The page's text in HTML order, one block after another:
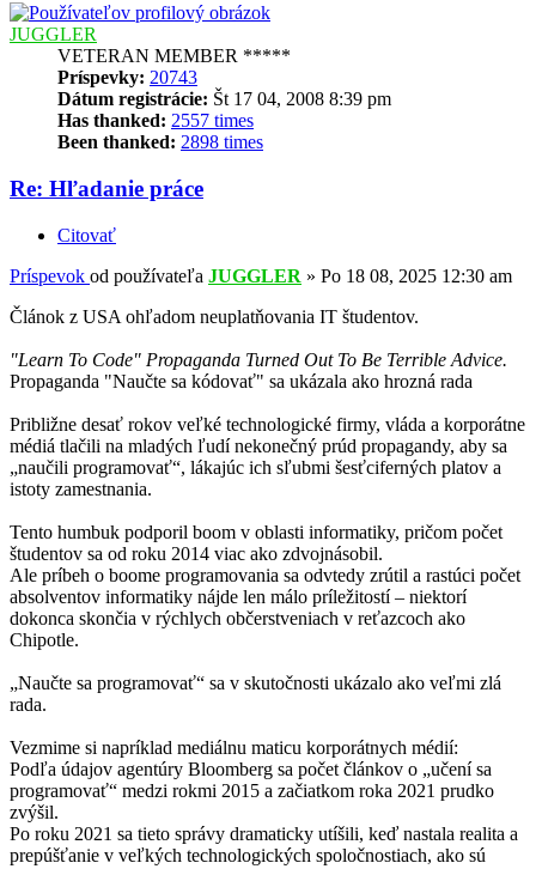
JUGGLER
VETERAN MEMBER *****
Príspevky: 20743
Dátum registrácie: Št 17 04, 2008 8:39 pm
Has thanked: 2557 times
Been thanked: 2898 times
Re: Hľadanie práce
Citovať
Príspevok od používateľa JUGGLER » Po 18 08, 2025 12:30 am
Článok z USA ohľadom neuplatňovania IT študentov.
"Learn To Code" Propaganda Turned Out To Be Terrible Advice.
Propaganda "Naučte sa kódovať" sa ukázala ako hrozná rada
Približne desať rokov veľké technologické firmy, vláda a korporátne
médiá tlačili na mladých ľudí nekonečný prúd propagandy, aby sa
„naučili programovať“, lákajúc ich sľubmi šesťciferných platov a
istoty zamestnania.
Tento humbuk podporil boom v oblasti informatiky, pričom počet
študentov sa od roku 2014 viac ako zdvojnásobil.
Ale príbeh o boome programovania sa odvtedy zrútil a rastúci počet
absolventov informatiky nájde len málo príležitostí – niektorí
dokonca skončia v rýchlych občerstveniach v reťazcoch ako
Chipotle.
„Naučte sa programovať“ sa v skutočnosti ukázalo ako veľmi zlá
rada.
Vezmime si napríklad mediálnu maticu korporátnych médií:
Podľa údajov agentúry Bloomberg sa počet článkov o „učení sa
programovať“ medzi rokmi 2015 a začiatkom roka 2021 prudko
zvýšil.
Po roku 2021 sa tieto správy dramaticky utíšili, keď nastala realita a
prepúšťanie v veľkých technologických spoločnostiach, ako sú